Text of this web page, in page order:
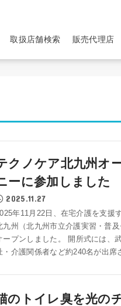
取扱店舗検索 販売代理店
クノケア北九州オ
ーに参加しました
2025.11.27
年11月22日、在宅介護を支援
九州（北九州市立介護実習・普
ープンしました。 開所式には、
・介護関係者など約240名が出席
のトイレ臭を光の